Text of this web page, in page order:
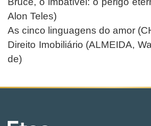
Alon Teles)
As cinco linguagens do amor
Direito Imobiliário (ALMEIDA,
de)